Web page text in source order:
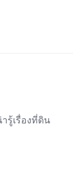
รู้เรื่องที่ดิน